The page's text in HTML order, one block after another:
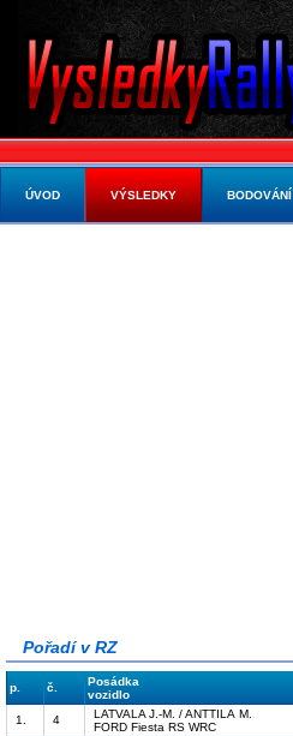
Pořadí v RZ
p. č.
Posádka
vozidlo
1.
4
LATVALA J.-M. / ANTTILA M.
FORD Fiesta RS WRC
ÚVOD VÝSLEDKY BODOVÁNÍ